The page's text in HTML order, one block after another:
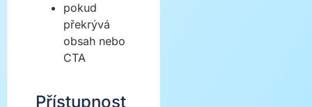
pokud
překrývá
obsah nebo
CTA
Přístupnost